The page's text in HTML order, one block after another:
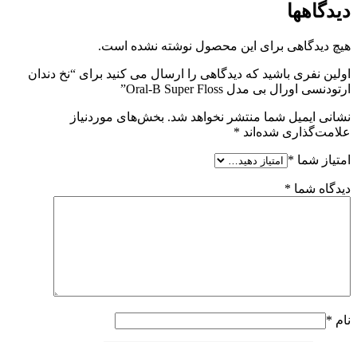
دیدگاهها
هیچ دیدگاهی برای این محصول نوشته نشده است.
اولین نفری باشید که دیدگاهی را ارسال می کنید برای “نخ دندان
ارتودنسی اورال بی مدل Oral-B Super Floss”
نشانی ایمیل شما منتشر نخواهد شد. بخش‌های موردنیاز
علامت‌گذاری شده‌اند *
امتیاز شما *
دیدگاه شما *
نام *